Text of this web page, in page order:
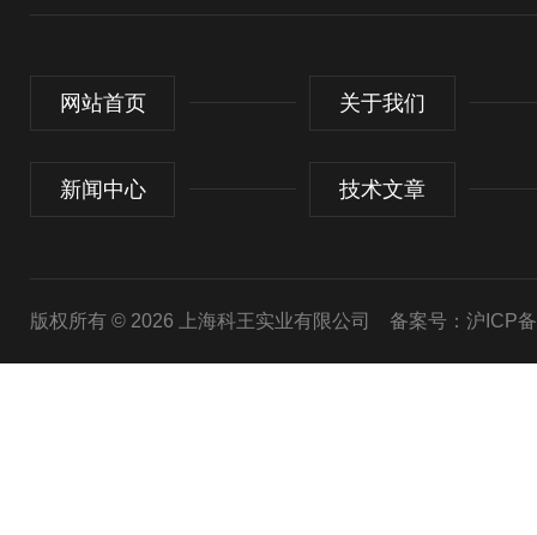
网站首页 关于我们
新闻中心 技术文章
版权所有 © 2026 上海科王实业有限公司 备案号：沪ICP